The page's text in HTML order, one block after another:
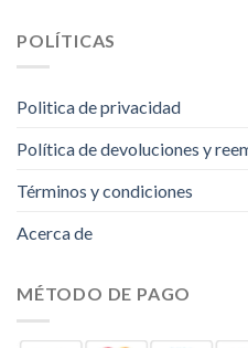
POLÍTICAS
Politica de privacidad
Política de devoluciones y
Términos y condiciones
Acerca de
MÉTODO DE PAGO